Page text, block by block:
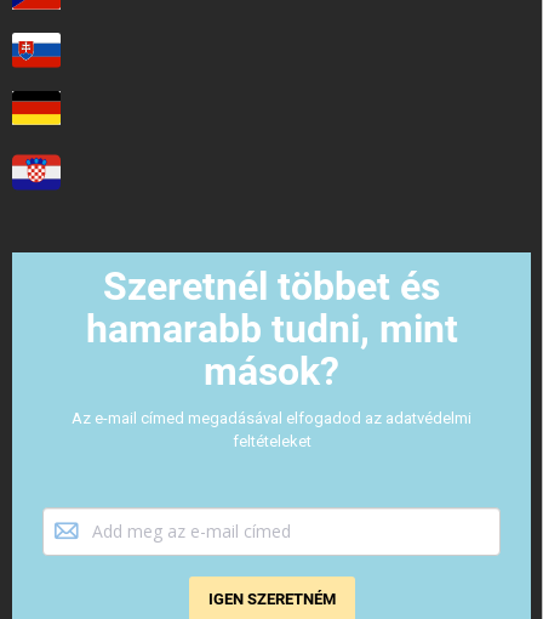
Szeretnél többet és
hamarabb tudni, mint
mások?
Az e-mail címed megadásával elfogadod az adatvédelmi
feltételeket
IGEN SZERETNÉM